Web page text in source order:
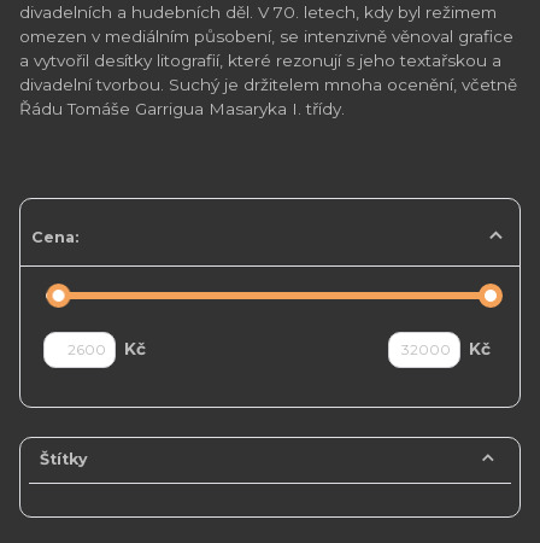
divadelních a hudebních děl. V 70. letech, kdy byl režimem
omezen v mediálním působení, se intenzivně věnoval grafice
a vytvořil desítky litografií, které rezonují s jeho textařskou a
divadelní tvorbou. Suchý je držitelem mnoha ocenění, včetně
Řádu Tomáše Garrigua Masaryka I. třídy.
Cena:
Kč Kč
Štítky